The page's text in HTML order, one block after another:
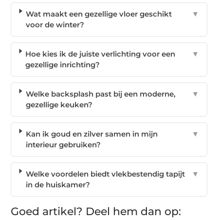
Wat maakt een gezellige vloer geschikt
voor de winter?
▼
Hoe kies ik de juiste verlichting voor een
gezellige inrichting?
▼
Welke backsplash past bij een moderne,
gezellige keuken?
▼
Kan ik goud en zilver samen in mijn
interieur gebruiken?
▼
Welke voordelen biedt vlekbestendig tapijt
in de huiskamer?
▼
Goed artikel? Deel hem dan op: